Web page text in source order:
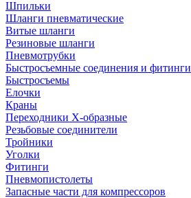
Шпильки
Шланги пневматические
Витые шланги
Резиновые шланги
Пневмотрубки
Быстросъемные соединения и фитинги
Быстросъемы
Елочки
Краны
Переходники Х-образные
Резьбовые соединители
Тройники
Уголки
Фитинги
Пневмопистолеты
Запасные части для компрессоров